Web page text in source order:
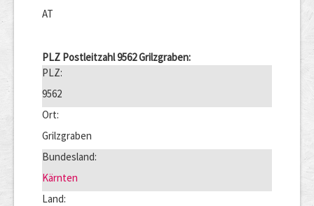
AT
PLZ Postleitzahl 9562 Grilzgraben:
PLZ:
9562
Ort:
Grilzgraben
Bundesland:
Kärnten
Land: